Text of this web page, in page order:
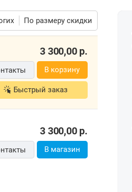
По размеру скидки
3 300,00р.
В корзину
Быстрый заказ
3 300,00р.
В магазин